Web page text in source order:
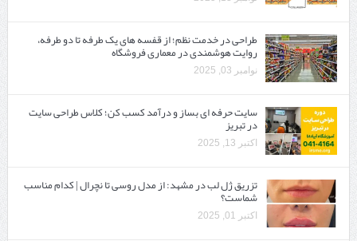
طراحی در خدمت نظم؛ از قفسه ‌های یک‌ طرفه تا دو طرفه،
روایت هوشمندی در معماری فروشگاه
نوامبر 03, 2025
سایت حرفه ‌ای بساز و درآمد کسب کن؛ کلاس طراحی سایت
در تبریز
اکتبر 13, 2025
تزریق ژل لب در مشهد: از مدل روسی تا نچرال | کدام مناسب
شماست؟
اکتبر 01, 2025